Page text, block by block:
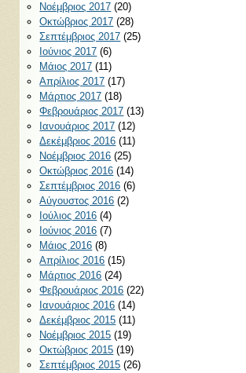
Νοέμβριος 2017 (20)
Οκτώβριος 2017 (28)
Σεπτέμβριος 2017 (25)
Ιούνιος 2017 (6)
Μάιος 2017 (11)
Απρίλιος 2017 (17)
Μάρτιος 2017 (18)
Φεβρουάριος 2017 (13)
Ιανουάριος 2017 (12)
Δεκέμβριος 2016 (11)
Νοέμβριος 2016 (25)
Οκτώβριος 2016 (14)
Σεπτέμβριος 2016 (6)
Αύγουστος 2016 (2)
Ιούλιος 2016 (4)
Ιούνιος 2016 (7)
Μάιος 2016 (8)
Απρίλιος 2016 (15)
Μάρτιος 2016 (24)
Φεβρουάριος 2016 (22)
Ιανουάριος 2016 (14)
Δεκέμβριος 2015 (11)
Νοέμβριος 2015 (19)
Οκτώβριος 2015 (19)
Σεπτέμβριος 2015 (26)